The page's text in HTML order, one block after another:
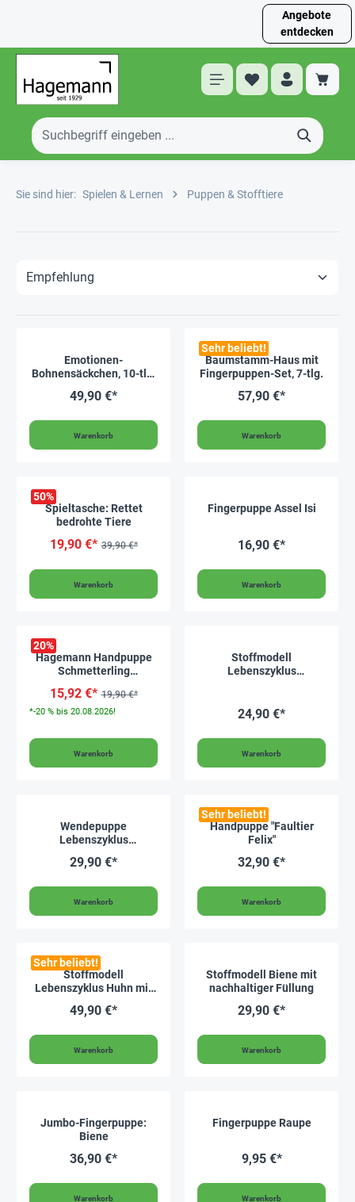
Angebote
entdecken
Sie sind hier: Spielen & Lernen Puppen & Stofftiere
Emotionen-
Bohnensäckchen, 10-tlg.
49,90 €*
Warenkorb
Sehr beliebt!
Baumstamm-Haus mit
Fingerpuppen-Set, 7-tlg.
57,90 €*
Warenkorb
50%
Spieltasche: Rettet
bedrohte Tiere
19,90 €* 39,90 €*
Warenkorb
Fingerpuppe Assel Isi
16,90 €*
Warenkorb
20%
Hagemann Handpuppe
Schmetterling
15,92 €* 19,90 €*
*-20 % bis 20.08.2026!
Warenkorb
Stoffmodell
Lebenszyklus
24,90 €*
Warenkorb
Wendepuppe
Lebenszyklus
29,90 €*
Warenkorb
Sehr beliebt!
Handpuppe "Faultier
Felix"
32,90 €*
Warenkorb
Sehr beliebt!
Stoffmodell
Lebenszyklus Huhn mit
49,90 €*
Warenkorb
Stoffmodell Biene mit
nachhaltiger Füllung
29,90 €*
Warenkorb
Jumbo-Fingerpuppe:
Biene
36,90 €*
Warenkorb
Fingerpuppe Raupe
9,95 €*
Warenkorb